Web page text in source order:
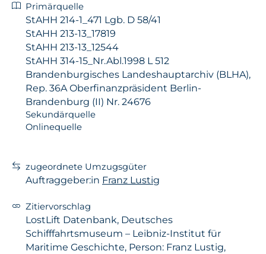
Primärquelle
StAHH 214-1_471 Lgb. D 58/41
StAHH 213-13_17819
StAHH 213-13_12544
StAHH 314-15_Nr.Abl.1998 L 512
Brandenburgisches Landeshauptarchiv (BLHA),
Rep. 36A Oberfinanzpräsident Berlin-
Brandenburg (II) Nr. 24676
Sekundärquelle
Onlinequelle
zugeordnete Umzugsgüter
Auftraggeber:in Franz Lustig
Zitiervorschlag
LostLift Datenbank, Deutsches
Schifffahrtsmuseum – Leibniz-Institut für
Maritime Geschichte, Person: Franz Lustig,